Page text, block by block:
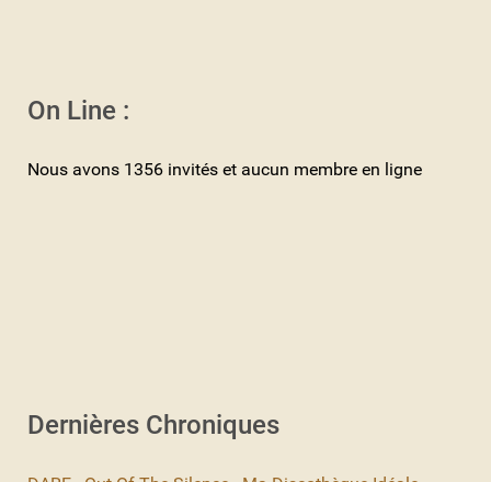
On Line :
Nous avons 1356 invités et aucun membre en ligne
Dernières Chroniques